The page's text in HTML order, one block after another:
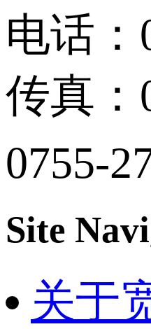
电话：
传真：
0755-
Site
关于